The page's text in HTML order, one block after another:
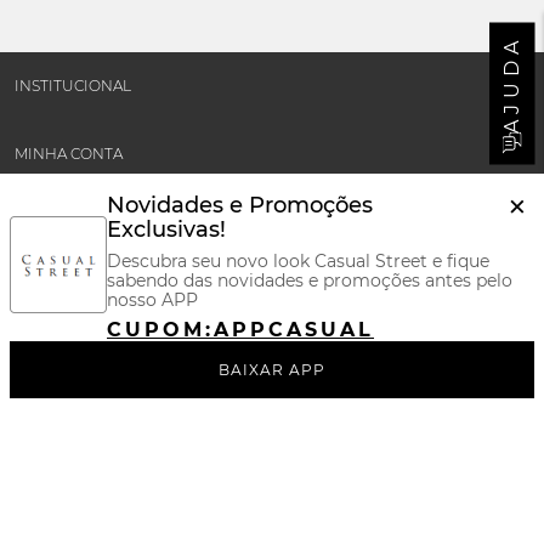
AJUDA
×
Novidades e Promoções
Exclusivas!
Descubra seu novo look Casual Street e fique
sabendo das novidades e promoções antes pelo
nosso APP
CUPOM:APPCASUAL
BAIXAR APP
INSTITUCIONAL
MINHA CONTA
SUPORTE E POLÍTICAS
CERTIFICADOS